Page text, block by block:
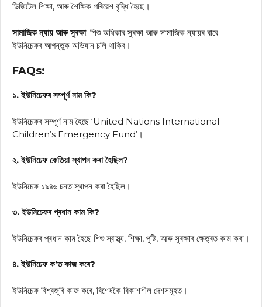
ডিজিটেল শিক্ষা, আৰু শৈক্ষিক পৰিৱেশ বৃদ্ধি হৈছে।
সামাজিক ন্যায় আৰু সুৰক্ষা: শিশু অধিকাৰ সুৰক্ষা আৰু সামাজিক ন্যায়ৰ বাবে
ইউনিচেফৰ আগন্তুক অভিযান চলি থাকিব।
FAQs:
১. ইউনিচেফৰ সম্পূৰ্ণ নাম কি?
ইউনিচেফৰ সম্পূৰ্ণ নাম হৈছে ‘United Nations International
Children’s Emergency Fund’।
২. ইউনিচেফ কেতিয়া স্থাপন কৰা হৈছিল?
ইউনিচেফ ১৯৪৬ চনত স্থাপন কৰা হৈছিল।
৩. ইউনিচেফৰ প্ৰধান কাম কি?
ইউনিচেফৰ প্ৰধান কাম হৈছে শিশু স্বাস্থ্য, শিক্ষা, পুষ্টি, আৰু সুৰক্ষাৰ ক্ষেত্ৰত কাম কৰা।
৪. ইউনিচেফ ক’ত কাজ কৰে?
ইউনিচেফ বিশ্বজুৰি কাজ কৰে, বিশেষকৈ বিকাশশীল দেশসমূহত।